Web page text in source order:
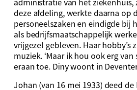
deze afdeling, werkte daarna op
personeelszaken en eindigde bij
als bedrijfsmaatschappelijk
vrijgezel gebleven. Haar hobby’s
muziek. ‘Maar ik hou ook erg van
eraan toe. Diny woont in
Johan (van 16 mei 1933) deed de